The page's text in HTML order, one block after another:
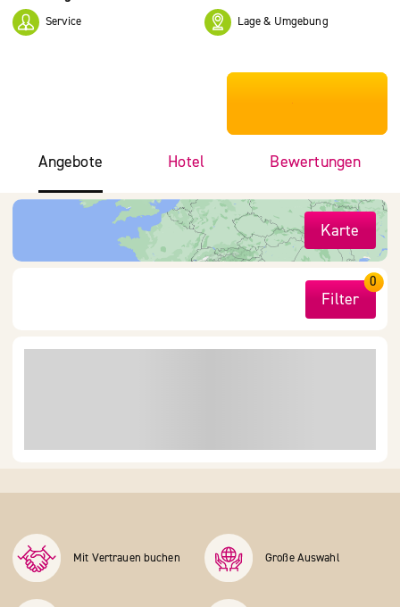
Service Lage & Umgebung
***************
Angebote Hotel Bewertungen
Karte
Filter
0
Mit Vertrauen buchen Große Auswahl